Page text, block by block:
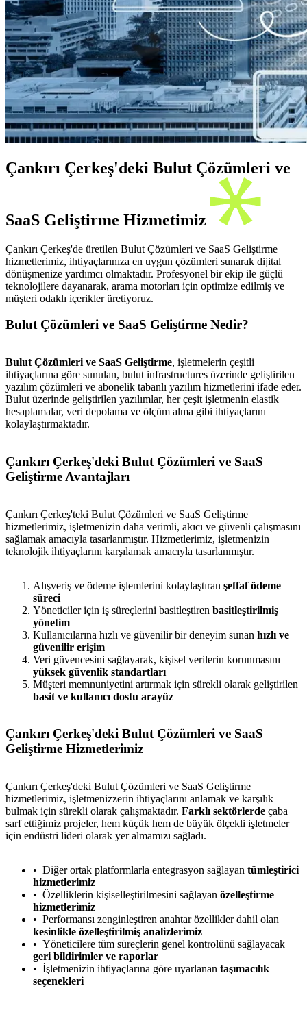
Çankırı Çerkeş'deki Bulut Çözümleri ve
SaaS Geliştirme Hizmetimiz
Çankırı Çerkeş'de üretilen Bulut Çözümleri ve SaaS Geliştirme
hizmetlerimiz, ihtiyaçlarınıza en uygun çözümleri sunarak dijital
dönüşmenize yardımcı olmaktadır. Profesyonel bir ekip ile güçlü
teknolojilere dayanarak, arama motorları için optimize edilmiş ve
müşteri odaklı içerikler üretiyoruz.
Bulut Çözümleri ve SaaS Geliştirme Nedir?
Bulut Çözümleri ve SaaS Geliştirme, işletmelerin çeşitli
ihtiyaçlarına göre sunulan, bulut infrastructures üzerinde geliştirilen
yazılım çözümleri ve abonelik tabanlı yazılım hizmetlerini ifade eder.
Bulut üzerinde geliştirilen yazılımlar, her çeşit işletmenin elastik
hesaplamalar, veri depolama ve ölçüm alma gibi ihtiyaçlarını
kolaylaştırmaktadır.
Çankırı Çerkeş'deki Bulut Çözümleri ve SaaS
Geliştirme Avantajları
Çankırı Çerkeş'teki Bulut Çözümleri ve SaaS Geliştirme
hizmetlerimiz, işletmenizin daha verimli, akıcı ve güvenli çalışmasını
sağlamak amacıyla tasarlanmıştır. Hizmetlerimiz, işletmenizin
teknolojik ihtiyaçlarını karşılamak amacıyla tasarlanmıştır.
Alışveriş ve ödeme işlemlerini kolaylaştıran şeffaf ödeme
süreci
Yöneticiler için iş süreçlerini basitleştiren basitleştirilmiş
yönetim
Kullanıcılarına hızlı ve güvenilir bir deneyim sunan hızlı ve
güvenilir erişim
Veri güvencesini sağlayarak, kişisel verilerin korunmasını
yüksek güvenlik standartları
Müşteri memnuniyetini artırmak için sürekli olarak geliştirilen
basit ve kullanıcı dostu arayüz
Çankırı Çerkeş'deki Bulut Çözümleri ve SaaS
Geliştirme Hizmetlerimiz
Çankırı Çerkeş'deki Bulut Çözümleri ve SaaS Geliştirme
hizmetlerimiz, işletmenizzerin ihtiyaçlarını anlamak ve karşılık
bulmak için sürekli olarak çalışmaktadır. Farklı sektörlerde çaba
sarf ettiğimiz projeler, hem küçük hem de büyük ölçekli işletmeler
için endüstri lideri olarak yer almamızı sağladı.
Diğer ortak platformlarla entegrasyon sağlayan tümleştirici
hizmetlerimiz
Özelliklerin kişiselleştirilmesini sağlayan özelleştirme
hizmetlerimiz
Performansı zenginleştiren anahtar özellikler dahil olan
kesinlikle özelleştirilmiş analizlerimiz
Yöneticilere tüm süreçlerin genel kontrolünü sağlayacak
geri bildirimler ve raporlar
İşletmenizin ihtiyaçlarına göre uyarlanan taşımacılık
seçenekleri